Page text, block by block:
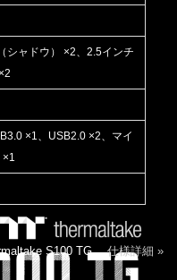
シャドウ） ×2、2.5インチ
×1、USB2.0 ×2、マイ
S100 TG仕様詳細 »